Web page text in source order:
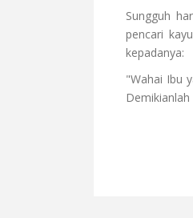
Sungguh
pencari
kepadanya:
"Wahai Ibu